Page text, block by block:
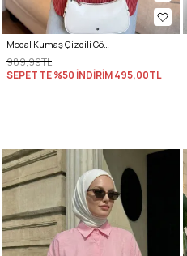
Modal Kumaş Çizgili Gömlek Y0139 - NAR ÇİÇEĞİ
989,99TL
SEPETTE %50 İNDİRİM495,00TL